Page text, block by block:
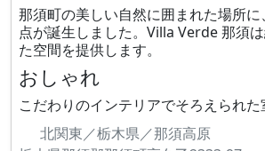
那須町の美しい自然に囲まれた場所
点が誕生しました。Villa Verde 那須
た空間を提供します。
おしゃれ
こだわりのインテリアでそろえられた
北関東／栃木県／那須高原